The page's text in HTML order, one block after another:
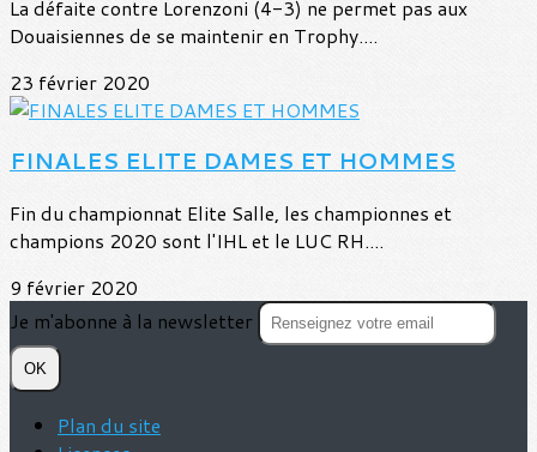
La défaite contre Lorenzoni (4-3) ne permet pas aux
Douaisiennes de se maintenir en Trophy....
23 février 2020
FINALES ELITE DAMES ET HOMMES
Fin du championnat Elite Salle, les championnes et
champions 2020 sont l'IHL et le LUC RH....
9 février 2020
Je m'abonne à la newsletter
OK
Plan du site